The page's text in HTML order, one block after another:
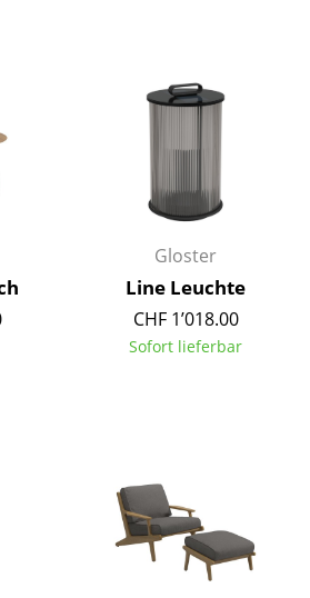
Deckenleuchten
Gloster
Line Leuchte
CHF 1’018.00
Sofort lieferbar